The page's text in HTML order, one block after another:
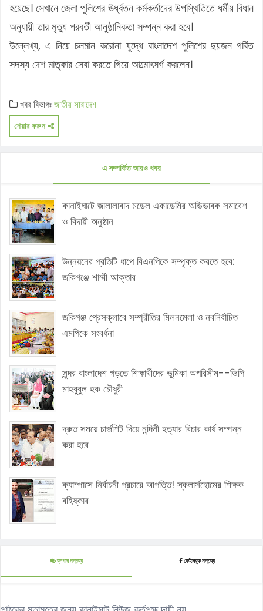
হয়েছে। সেখানে জেলা পুলিশের ঊর্ধ্বতন কর্মকর্তাদের উপস্থিতিতে ধর্মীয় বিধান
অনুযায়ী তার মৃত্যু পরবর্তী আনুষ্ঠানিকতা সম্পন্ন করা হবে।
উল্লেখ্য, এ নিয়ে চলমান করোনা যুদ্ধে বাংলাদেশ পুলিশের ছয়জন গর্বিত
সদস্য দেশ মাতৃকার সেবা করতে গিয়ে আত্মোৎসর্গ করলেন।
খবর বিভাগঃজাতীয়সারাদেশ
শেয়ার করুন
এ সম্পর্কিত আরও খবর
কানাইঘাটে জালালাবাদ মডেল একাডেমির অভিভাবক সমাবেশ
ও বিদায়ী অনুষ্ঠান
উন্নয়নের প্রতিটি ধাপে বিএনপিকে সম্পৃক্ত করতে হবে:
জকিগঞ্জে শাম্মী আক্তার
জকিগঞ্জ প্রেসক্লাবে সম্প্রীতির মিলনমেলা ও নবনির্বাচিত
এমপিকে সংবর্ধনা
সুন্দর বাংলাদেশ গড়তে শিক্ষার্থীদের ভূমিকা অপরিসীম--ভিপি
মাহবুবুল হক চৌধুরী
দ্রুত সময়ে চার্জশিট দিয়ে নন্দিনী হত্যার বিচার কার্য সম্পন্ন
করা হবে
ক্যাম্পাসে নির্বাচনী প্রচারে আপত্তি! স্কলার্সহোমের শিক্ষক
বহিষ্কার
ব্লগার মন্তব্য ফেইসবুক মন্তব্য